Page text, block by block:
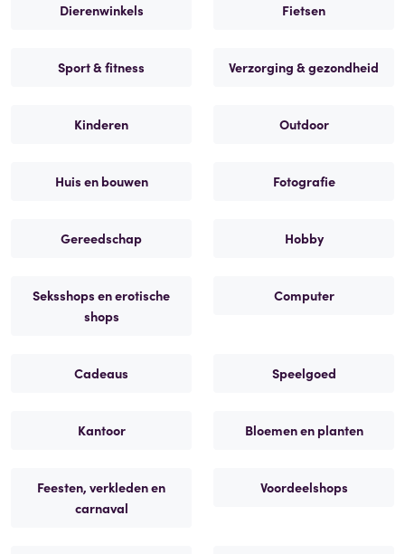
Dierenwinkels Fietsen
Sport & fitness Verzorging & gezondheid
Kinderen Outdoor
Huis en bouwen Fotografie
Gereedschap Hobby
Seksshops en erotische
shops
Computer
Cadeaus Speelgoed
Kantoor Bloemen en planten
Feesten, verkleden en
carnaval
Voordeelshops